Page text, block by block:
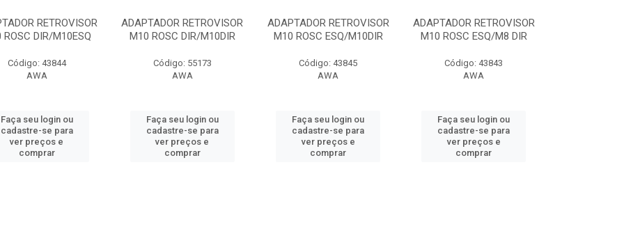
RETROVISOR
ROSC DIR/M10ESQ
Código: 43844
AWA
Faça seu login ou
cadastre-se para
ver preços e
comprar
ADAPTADOR RETROVISOR
M10 ROSC DIR/M10DIR
Código: 55173
AWA
Faça seu login ou
cadastre-se para
ver preços e
comprar
ADAPTADOR RETROVISOR
M10 ROSC ESQ/M10DIR
Código: 43845
AWA
Faça seu login ou
cadastre-se para
ver preços e
comprar
ADAPTADOR RETROVISOR
M10 ROSC ESQ/M8 DIR
Código: 43843
AWA
Faça seu login ou
cadastre-se para
ver preços e
comprar